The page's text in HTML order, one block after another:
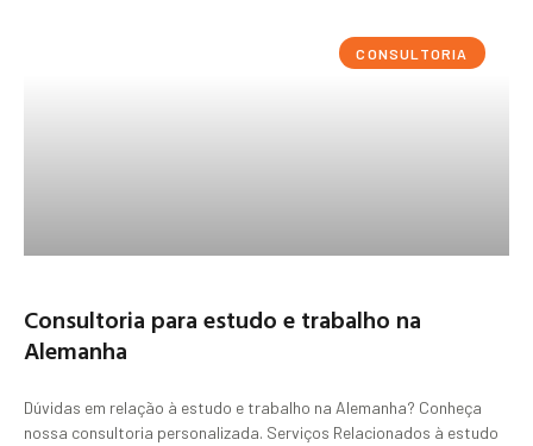
CONSULTORIA
Consultoria para estudo e trabalho na
Alemanha
Dúvidas em relação à estudo e trabalho na Alemanha? Conheça
nossa consultoria personalizada. Serviços Relacionados à estudo